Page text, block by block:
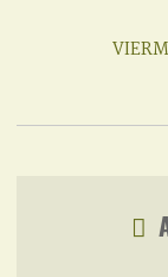
Next